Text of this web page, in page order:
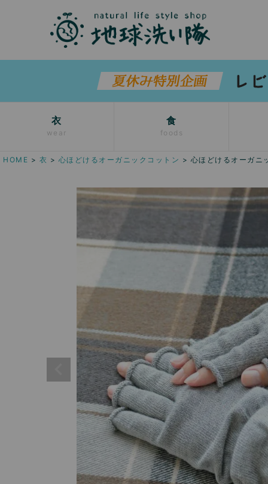
衣
wear
食
foods
HOME 衣 心ほどけるオーガニックコットン 心ほどけるオーガニ